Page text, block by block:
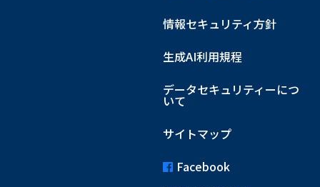
情報セキュリティ方針
生成AI利用規程
データセキュリティーにつ
いて
サイトマップ
Facebook